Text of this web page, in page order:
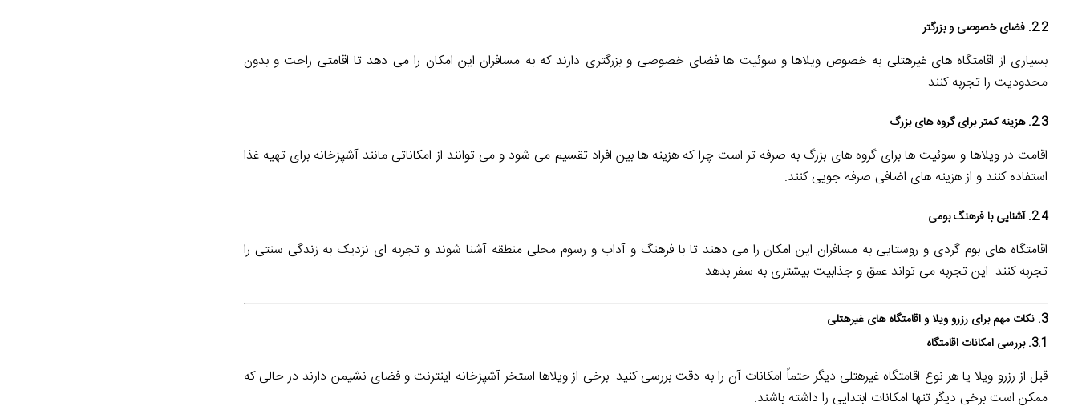
2.2. فضای خصوصی و بزرگتر
بسیاری از اقامتگاه های غیرهتلی به خصوص ویلاها و سوئیت ها فضای خصوصی و بزرگتری دارند که به مسافران این امکان را می دهد تا اقامتی راحت و بدون
محدودیت را تجربه کنند.
2.3. هزینه کمتر برای گروه های بزرگ
اقامت در ویلاها و سوئیت ها برای گروه های بزرگ به صرفه تر است چرا که هزینه ها بین افراد تقسیم می شود و می توانند از امکاناتی مانند آشپزخانه برای تهیه غذا
استفاده کنند و از هزینه های اضافی صرفه جویی کنند.
2.4. آشنایی با فرهنگ بومی
اقامتگاه های بوم گردی و روستایی به مسافران این امکان را می دهند تا با فرهنگ و آداب و رسوم محلی منطقه آشنا شوند و تجربه ای نزدیک به زندگی سنتی را
تجربه کنند. این تجربه می تواند عمق و جذابیت بیشتری به سفر بدهد.
3. نکات مهم برای رزرو ویلا و اقامتگاه های غیرهتلی
3.1. بررسی امکانات اقامتگاه
قبل از رزرو ویلا یا هر نوع اقامتگاه غیرهتلی دیگر حتماً امکانات آن را به دقت بررسی کنید. برخی از ویلاها استخر آشپزخانه اینترنت و فضای نشیمن دارند در حالی که
ممکن است برخی دیگر تنها امکانات ابتدایی را داشته باشند.